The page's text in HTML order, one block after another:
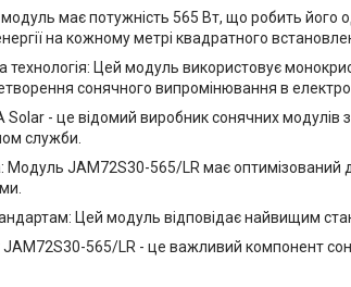
має потужність 565 Вт, що робить його
на кожному метрі квадратного
технологія: Цей модуль використовує
сонячного випромінювання в
Solar - це відомий виробник сонячних
служби.
Модуль JAM72S30-565/LR має оптимізований
Цей модуль відповідає найвищим
565/LR - це важливий компонент